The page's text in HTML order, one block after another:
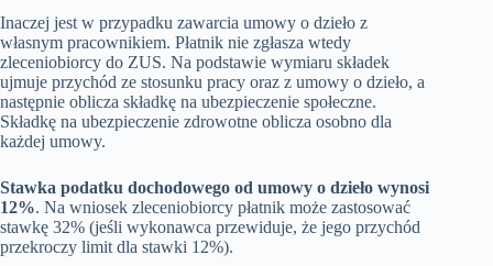
Inaczej jest w przypadku zawarcia umowy o dzieło z
własnym pracownikiem. Płatnik nie zgłasza wtedy
zleceniobiorcy do ZUS. Na podstawie wymiaru składek
ujmuje przychód ze stosunku pracy oraz z umowy o dzieło, a
następnie oblicza składkę na ubezpieczenie społeczne.
Składkę na ubezpieczenie zdrowotne oblicza osobno dla
każdej umowy.
Stawka podatku dochodowego od umowy o dzieło wynosi
12%. Na wniosek zleceniobiorcy płatnik może zastosować
stawkę 32% (jeśli wykonawca przewiduje, że jego przychód
przekroczy limit dla stawki 12%).